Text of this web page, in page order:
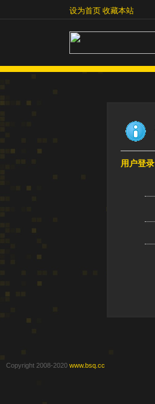
收藏本站设为首页收藏本站
用户登录
Copyright 2008-2020 www.bsq.cc